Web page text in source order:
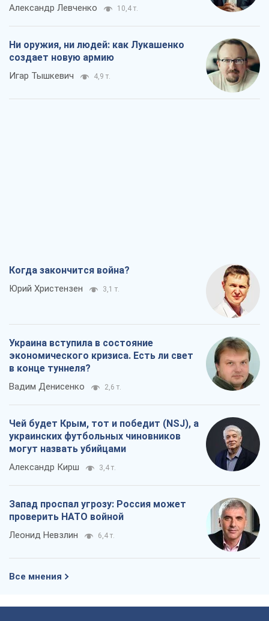
Александр Левченко 10,4 т.
Ни оружия, ни людей: как Лукашенко
создает новую армию
Игар Тышкевич 4,9 т.
Когда закончится война?
Юрий Христензен 3,1 т.
Украина вступила в состояние
экономического кризиса. Есть ли свет
в конце туннеля?
Вадим Денисенко 2,6 т.
Чей будет Крым, тот и победит (NSJ), а
украинских футбольных чиновников
могут назвать убийцами
Александр Кирш 3,4 т.
Запад проспал угрозу: Россия может
проверить НАТО войной
Леонид Невзлин 6,4 т.
Все мнения